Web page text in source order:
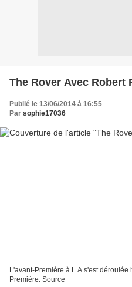
The Rover Avec Robert
Publié le 13/06/2014 à 16:55
Par sophie17036
L'avant-Première à L.A s'est déroulée
Première. Source